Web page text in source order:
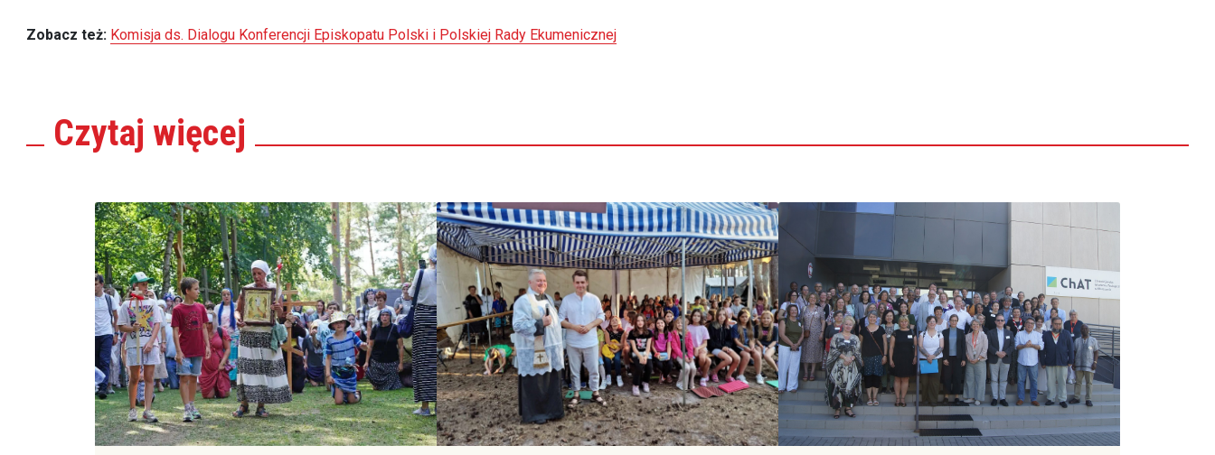
Zobacz też: Komisja ds. Dialogu Konferencji Episkopatu Polski i Polskiej Rady Ekumenicznej
Czytaj więcej